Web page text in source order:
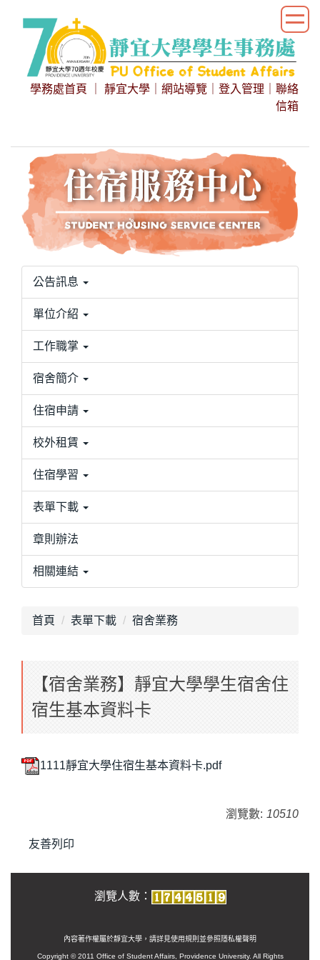
學務處首頁 靜宜大學 網站導覽 登入管理
聯絡
信箱
公告訊息
單位介紹
工作職掌
宿舍簡介
住宿申請
校外租賃
住宿學習
表單下載
章則辦法
相關連結
首頁 表單下載 宿舍業務
【宿舍業務】靜宜大學學生宿舍住
宿生基本資料卡
1111靜宜大學住宿生基本資料卡.pdf
瀏覽數: 10510
友善列印
瀏覽人數：
內容著作權屬於靜宜大學，請詳見使用規則並參照隱私權聲明
Copyright © 2011 Office of Student Affairs, Providence University. All Rights